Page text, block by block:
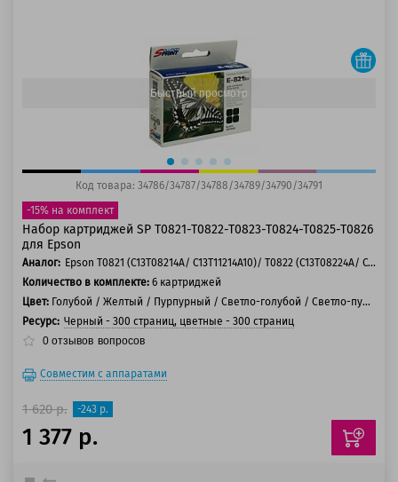
Быстрый просмотр
Код товара: 34786/34787/34788/34789/34790/34791
-15% на комплект
Набор картриджей SP T0821-T0822-T0823-T0824-T0825-T0826
для Epson
Аналог:
Epson T0821 (C13T08214A/ C13T11214A10)/ T0822 (C13T08224A/ C13T11224A10)/ T0823 (C13T08234A/ C13T11234A10)/ T0824 (C13T08244A/ C13T11244A10)/ T0825 (C13T08254A/ C13T11254A10)/ T0826 (C13T08264A/ C13T11264A10)
Количество в комплекте: 6 картриджей
Цвет: Голубой / Желтый / Пурпурный / Светло-голубой / Светло-пурпурный / Черный
Ресурс: Черный - 300 страниц, цветные - 300 страниц
0 отзывов вопросов
Совместим с аппаратами
1 620 р. -243 р.
1 377 р.